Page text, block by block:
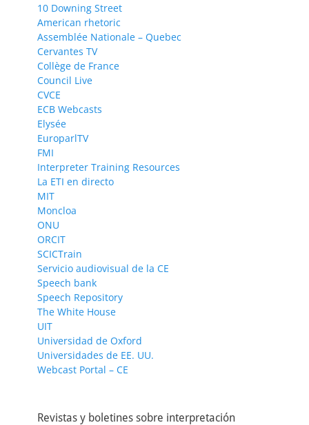
10 Downing Street
American rhetoric
Assemblée Nationale – Quebec
Cervantes TV
Collège de France
Council Live
CVCE
ECB Webcasts
Elysée
EuroparlTV
FMI
Interpreter Training Resources
La ETI en directo
MIT
Moncloa
ONU
ORCIT
SCICTrain
Servicio audiovisual de la CE
Speech bank
Speech Repository
The White House
UIT
Universidad de Oxford
Universidades de EE. UU.
Webcast Portal – CE
Revistas y boletines sobre interpretación